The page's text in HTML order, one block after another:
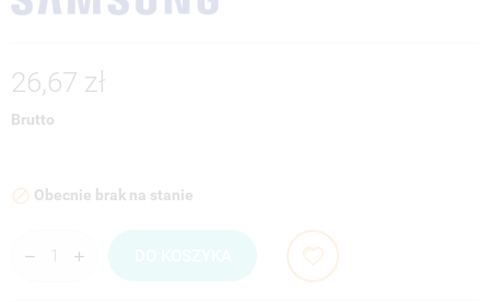
26,67 zł
Brutto
 Obecnie brak na stanie